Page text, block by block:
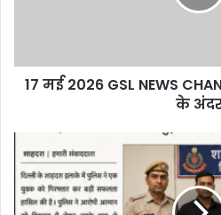
17 मई 2026 GSL NEWS
के